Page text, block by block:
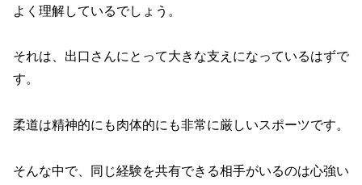
よく理解しているでしょう。
それは、出口さんにとって大きな支えになっているはずで
す。
柔道は精神的にも肉体的にも非常に厳しいスポーツです。
そんな中で、同じ経験を共有できる相手がいるのは心強い